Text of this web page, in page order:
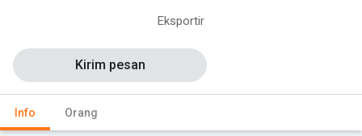
Eksportir
Info Orang
Kirim pesan